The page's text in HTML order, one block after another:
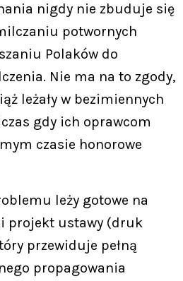
nigdy nie zbuduje się
potwornych
Polaków do
Nie ma na to zgody,
leżały w bezimiennych
gdy ich oprawcom
czasie honorowe
leży gotowe na
projekt ustawy (druk
przewiduje pełną
propagowania